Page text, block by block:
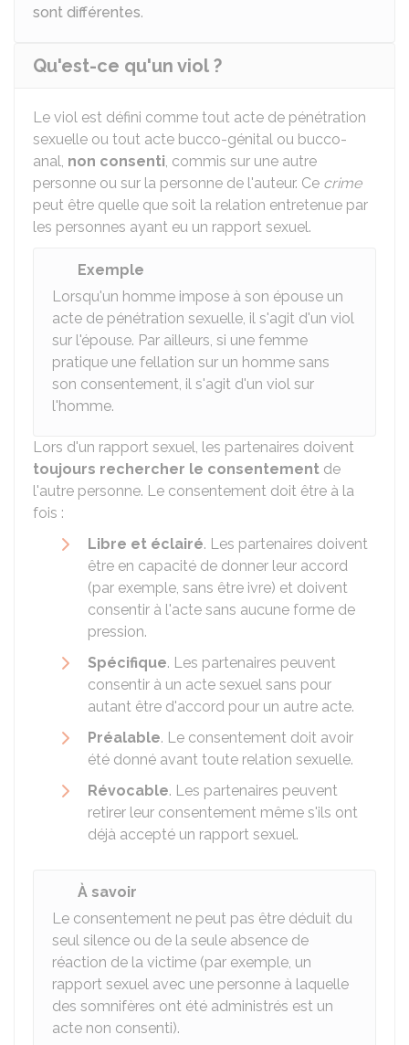
sont différentes.
Qu'est-ce qu'un viol ?
Le viol est défini comme tout acte de pénétration
sexuelle ou tout acte bucco-génital ou bucco-
anal, non consenti, commis sur une autre
personne ou sur la personne de l'auteur. Ce crime
peut être quelle que soit la relation entretenue par
les personnes ayant eu un rapport sexuel.
Exemple
Lorsqu'un homme impose à son épouse un
acte de pénétration sexuelle, il s'agit d'un viol
sur l'épouse. Par ailleurs, si une femme
pratique une fellation sur un homme sans
son consentement, il s'agit d'un viol sur
l'homme.
Lors d'un rapport sexuel, les partenaires doivent
toujours rechercher le consentement de
l'autre personne. Le consentement doit être à la
fois :
Libre et éclairé. Les partenaires doivent
être en capacité de donner leur accord
(par exemple, sans être ivre) et doivent
consentir à l'acte sans aucune forme de
pression.
Spécifique. Les partenaires peuvent
consentir à un acte sexuel sans pour
autant être d'accord pour un autre acte.
Préalable. Le consentement doit avoir
été donné avant toute relation sexuelle.
Révocable. Les partenaires peuvent
retirer leur consentement même s'ils ont
déjà accepté un rapport sexuel.
À savoir
Le consentement ne peut pas être déduit du
seul silence ou de la seule absence de
réaction de la victime (par exemple, un
rapport sexuel avec une personne à laquelle
des somnifères ont été administrés est un
acte non consenti).